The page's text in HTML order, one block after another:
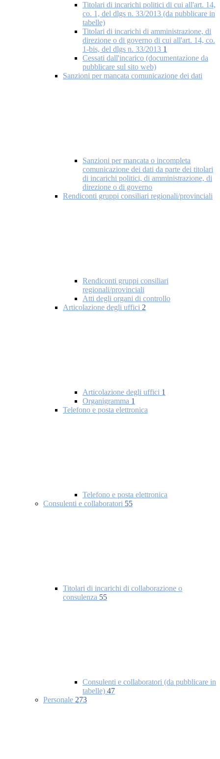
Titolari di incarichi politici di cui all'art. 14,
co. 1, del dlgs n. 33/2013 (da pubblicare in
tabelle)
Titolari di incarichi di amministrazione, di
direzione o di governo di cui all'art. 14, co.
1-bis, del dlgs n. 33/2013 1
Cessati dall'incarico (documentazione da
pubblicare sul sito web)
Sanzioni per mancata comunicazione dei dati
Sanzioni per mancata o incompleta
comunicazione dei dati da parte dei titolari
di incarichi politici, di amministrazione, di
direzione o di governo
Rendiconti gruppi consiliari regionali/provinciali
Rendiconti gruppi consiliari
regionali/provinciali
Atti degli organi di controllo
Articolazione degli uffici 2
Articolazione degli uffici 1
Organigramma 1
Telefono e posta elettronica
Telefono e posta elettronica
Consulenti e collaboratori 55
Titolari di incarichi di collaborazione o
consulenza 55
Consulenti e collaboratori (da pubblicare in
tabelle) 47
Personale 273